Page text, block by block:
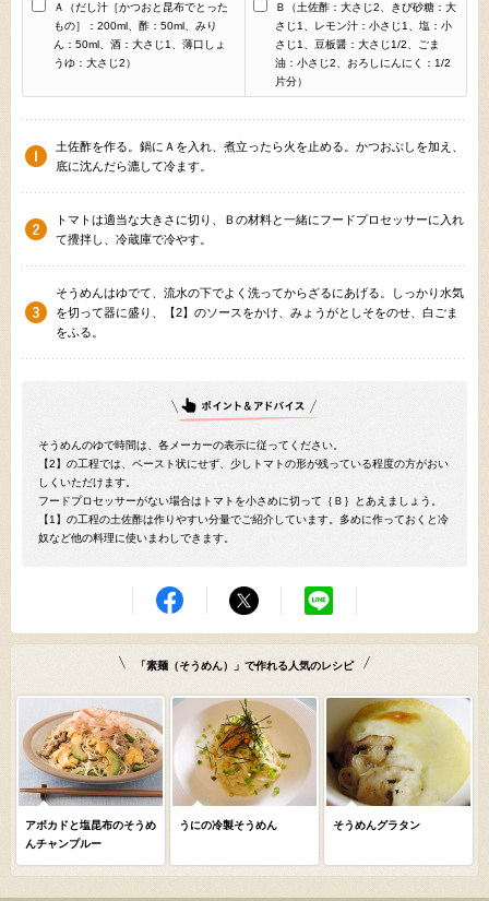
Ａ（だし汁［かつおと昆布でとった
もの］：200ml、酢：50ml、みり
ん：50ml、酒：大さじ1、薄口しょ
うゆ：大さじ2）
Ｂ（土佐酢：大さじ2、きび砂糖：大
さじ1、レモン汁：小さじ1、塩：小
さじ1、豆板醤：大さじ1/2、ごま
油：小さじ2、おろしにんにく：1/2
片分）
土佐酢を作る。鍋にＡを入れ、煮立ったら火を止める。かつおぶしを加え、
底に沈んだら漉して冷ます。
トマトは適当な大きさに切り、Ｂの材料と一緒にフードプロセッサーに入れ
て攪拌し、冷蔵庫で冷やす。
そうめんはゆでて、流水の下でよく洗ってからざるにあげる。しっかり水気
を切って器に盛り、【2】のソースをかけ、みょうがとしそをのせ、白ごま
をふる。
そうめんのゆで時間は、各メーカーの表示に従ってください。
【2】の工程では、ペースト状にせず、少しトマトの形が残っている程度の方がおい
しくいただけます。
フードプロセッサーがない場合はトマトを小さめに切って｛Ｂ｝とあえましょう。
【1】の工程の土佐酢は作りやすい分量でご紹介しています。多めに作っておくと冷
奴など他の料理に使いまわしできます。
「素麺（そうめん）」で作れる人気のレシピ
アボカドと塩昆布のそうめ
んチャンプルー
うにの冷製そうめん そうめんグラタン